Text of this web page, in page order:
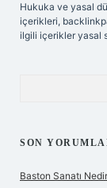
Hukuka ve yasal
içerikleri,
ilgili içerikler yasal
SON
Baston Sanatı Nedir